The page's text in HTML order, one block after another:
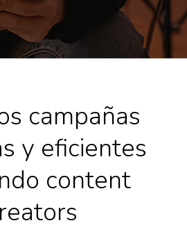
campañas
y eficientes
content